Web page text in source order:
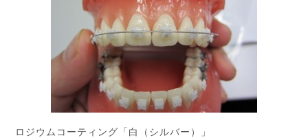
ロジウムコーティング「白（シルバー）」